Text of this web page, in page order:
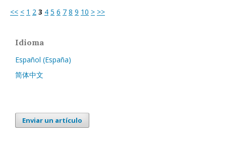
<< < 1 2 3 4 5 6 7 8 9 10 > >>
Idioma
Español (España)
简体中文
Enviar un artículo